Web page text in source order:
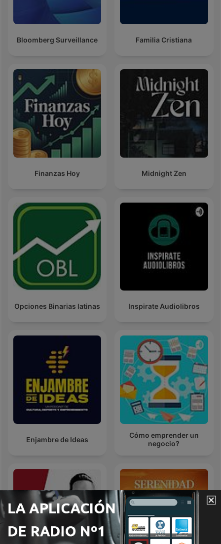
Bloomberg Surveillance Familia Cristiana
Finanzas Hoy Midnight Zen
Opciones Binarias latinas Inspirate Audiolibros
Enjambre de Ideas
Cómo emprender un
negocio?